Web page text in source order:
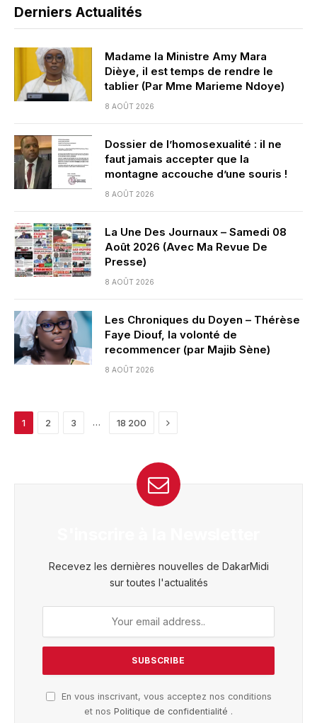
Derniers Actualités
Madame la Ministre Amy Mara
Dièye, il est temps de rendre le
tablier (Par Mme Marieme Ndoye)
8 AOÛT 2026
Dossier de l’homosexualité : il ne
faut jamais accepter que la
montagne accouche d’une souris !
8 AOÛT 2026
La Une Des Journaux – Samedi 08
Août 2026 (Avec Ma Revue De
Presse)
8 AOÛT 2026
Les Chroniques du Doyen – Thérèse
Faye Diouf, la volonté de
recommencer (par Majib Sène)
8 AOÛT 2026
1 2 3 … 18 200 Next
Recevez les dernières nouvelles de DakarMidi
sur toutes l'actualités
En vous inscrivant, vous acceptez nos conditions
et nos Politique de confidentialité .